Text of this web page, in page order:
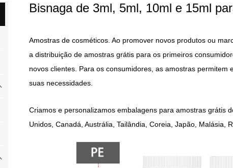
Bisnaga de 3ml, 5ml, 10ml e 15ml
Amostras de cosméticos. Ao promover novos produtos ou
a distribuição de amostras grátis para os primeiros
novos clientes. Para os consumidores, as amostras
suas necessidades.
Criamos e personalizamos embalagens para amostras grátis
Unidos, Canadá, Austrália, Tailândia, Coreia, Japão, Malásia,